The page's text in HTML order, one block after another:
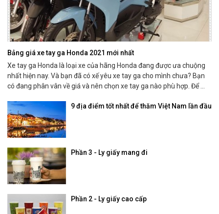
Bảng giá xe tay ga Honda 2021 mới nhất
Xe tay ga Honda là loại xe của hãng Honda đang được ưa chuộng
nhất hiện nay. Và bạn đã có xế yêu xe tay ga cho mình chưa? Bạn
có đang phân vân về giá và nên chọn xe tay ga nào phù hợp. Để ...
9 địa điểm tốt nhất để thăm Việt Nam lần đầu
Phần 3 - Ly giấy mang đi
Phần 2 - Ly giấy cao cấp